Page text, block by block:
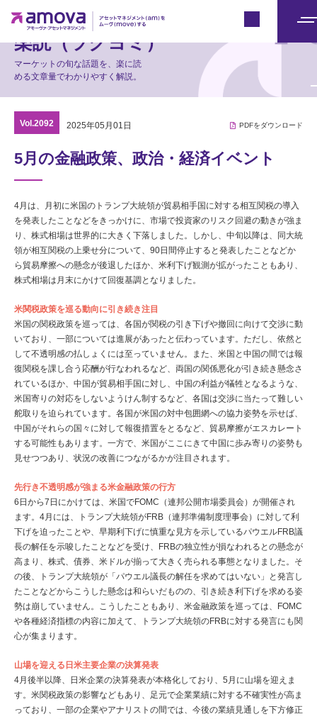
楽読（ラクヨミ）
マーケットの旬な話題を、楽に読
める文章量でわかりやすく解説。
Vol.2092 2025年05月01日 PDFをダウンロード
5月の金融政策、政治・経済イベント
4月は、月初に米国のトランプ大統領が貿易相手国に対する相互関税の導入
を発表したことなどをきっかけに、市場で投資家のリスク回避の動きが強ま
り、株式相場は世界的に大きく下落しました。しかし、中旬以降は、同大統
領が相互関税の上乗せ分について、90日間停止すると発表したことなどか
ら貿易摩擦への懸念が後退したほか、米利下げ観測が拡がったこともあり、
株式相場は月末にかけて回復基調となりました。
米関税政策を巡る動向に引き続き注目
米国の関税政策を巡っては、各国が関税の引き下げや撤回に向けて交渉に動
いており、一部については進展があったと伝わっています。ただし、依然と
して不透明感の払しょくには至っていません。また、米国と中国の間では報
復関税を課し合う応酬が行なわれるなど、両国の関係悪化が引き続き懸念さ
れているほか、中国が貿易相手国に対し、中国の利益が犠牲となるような、
米国寄りの対応をしないようけん制するなど、各国は交渉に当たって難しい
舵取りを迫られています。各国が米国の対中包囲網への協力姿勢を示せば、
中国がそれらの国々に対して報復措置をとるなど、貿易摩擦がエスカレート
する可能性もあります。一方で、米国がここにきて中国に歩み寄りの姿勢も
見せつつあり、状況の改善につながるかが注目されます。
先行き不透明感が強まる米金融政策の行方
6日から7日にかけては、米国でFOMC（連邦公開市場委員会）が開催され
ます。4月には、トランプ大統領がFRB（連邦準備制度理事会）に対して利
下げを迫ったことや、早期利下げに慎重な見方を示しているパウエルFRB議
長の解任を示唆したことなどを受け、FRBの独立性が損なわれるとの懸念が
高まり、株式、債券、米ドルが揃って大きく売られる事態となりました。そ
の後、トランプ大統領が「パウエル議長の解任を求めてはいない」と発言し
たことなどからこうした懸念は和らいだものの、引き続き利下げを求める姿
勢は崩していません。こうしたこともあり、米金融政策を巡っては、FOMC
や各種経済指標の内容に加えて、トランプ大統領のFRBに対する発言にも関
心が集まります。
山場を迎える日米主要企業の決算発表
4月後半以降、日米企業の決算発表が本格化しており、5月に山場を迎えま
す。米関税政策の影響などもあり、足元で企業業績に対する不確実性が高ま
っており、一部の企業やアナリストの間では、今後の業績見通しを下方修正